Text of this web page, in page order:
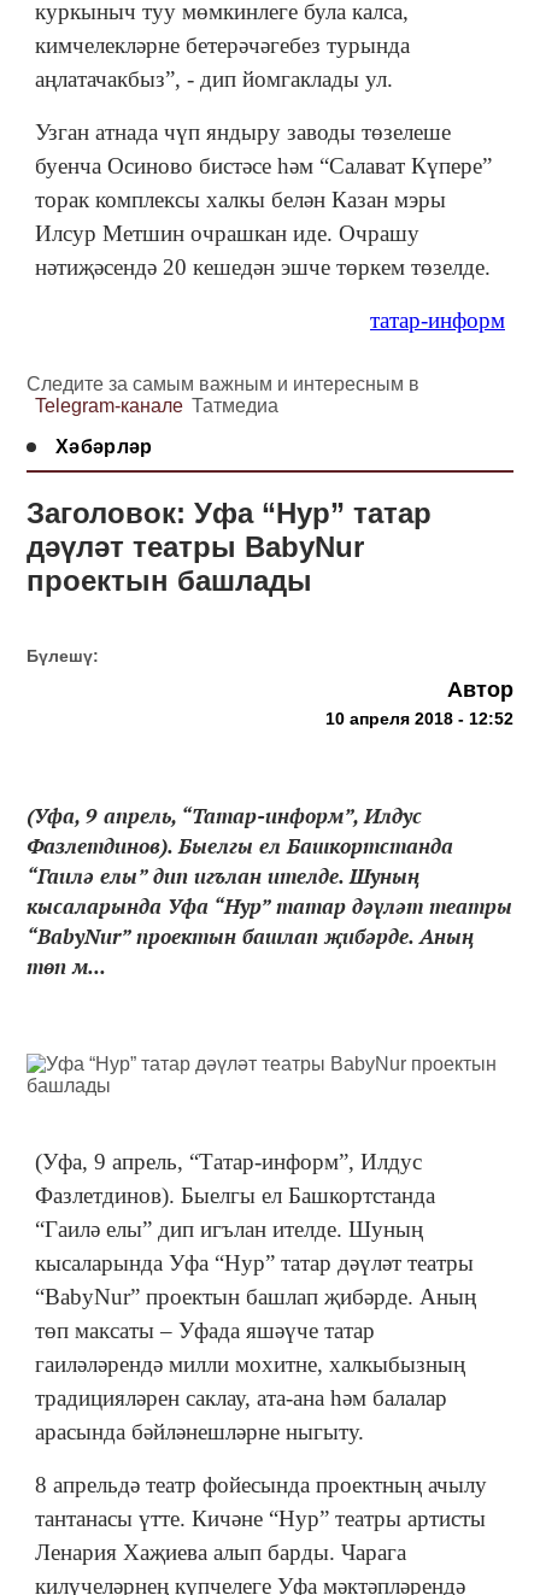
куркыныч туу мөмкинлеге була калса,
кимчелекләрне бетерәчәгебез турында
аңлатачакбыз”, - дип йомгаклады ул.
Узган атнада чүп яндыру заводы төзелеше
буенча Осиново бистәсе һәм “Салават Күпере”
торак комплексы халкы белән Казан мэры
Илсур Метшин очрашкан иде. Очрашу
нәтиҗәсендә 20 кешедән эшче төркем төзелде.
татар-информ
Следите за самым важным и интересным в
Telegram-канале Татмедиа
Хәбәрләр
Заголовок: Уфа “Нур” татар
дәүләт театры BabyNur
проектын башлады
Бүлешү:
Автор
10 апреля 2018 - 12:52
(Уфа, 9 апрель, “Татар-информ”, Илдус
Фазлетдинов). Быелгы ел Башкортстанда
“Гаилә елы” дип игълан ителде. Шуның
кысаларында Уфа “Нур” татар дәүләт театры
“BabyNur” проектын башлап җибәрде. Аның
төп м...
(Уфа, 9 апрель, “Татар-информ”, Илдус
Фазлетдинов). Быелгы ел Башкортстанда
“Гаилә елы” дип игълан ителде. Шуның
кысаларында Уфа “Нур” татар дәүләт театры
“BabyNur” проектын башлап җибәрде. Аның
төп максаты – Уфада яшәүче татар
гаиләләрендә милли мохитне, халкыбызның
традицияләрен саклау, ата-ана һәм балалар
арасында бәйләнешләрне ныгыту.
8 апрельдә театр фойесында проектның ачылу
тантанасы үтте. Кичәне “Нур” театры артисты
Ленария Хаҗиева алып барды. Чарага
килүчеләрнең күпчелеге Уфа мәктәпләрендә